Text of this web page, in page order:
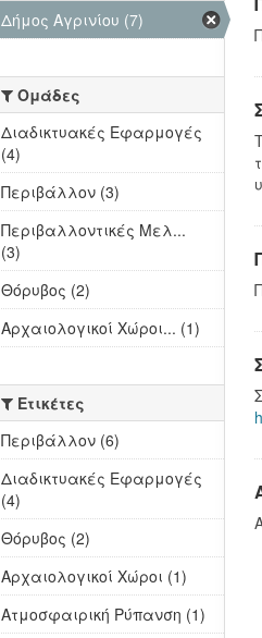
Δήμος Αγρινίου (7)
Ομάδες
Διαδικτυακές Εφαρμογές
(4)
Περιβάλλον (3)
Περιβαλλοντικές Μελ...
(3)
Θόρυβος (2)
Αρχαιολογικοί Χώροι... (1)
Ετικέτες
Περιβάλλον (6)
Διαδικτυακές Εφαρμογές
(4)
Θόρυβος (2)
Αρχαιολογικοί Χώροι (1)
Ατμοσφαιρική Ρύπανση (1)